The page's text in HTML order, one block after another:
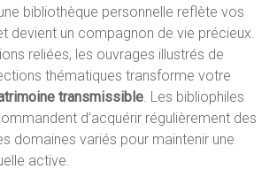
bibliothèque personnelle reflète vos
devient un compagnon de vie précieux.
reliées, les ouvrages illustrés de
thématiques transforme votre
transmissible. Les bibliophiles
d’acquérir régulièrement des
domaines variés pour maintenir une
active.